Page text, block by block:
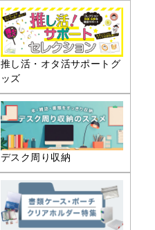
推し活・オタ活サポートグ
ッズ
デスク周り収納